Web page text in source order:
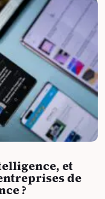
et
de
?